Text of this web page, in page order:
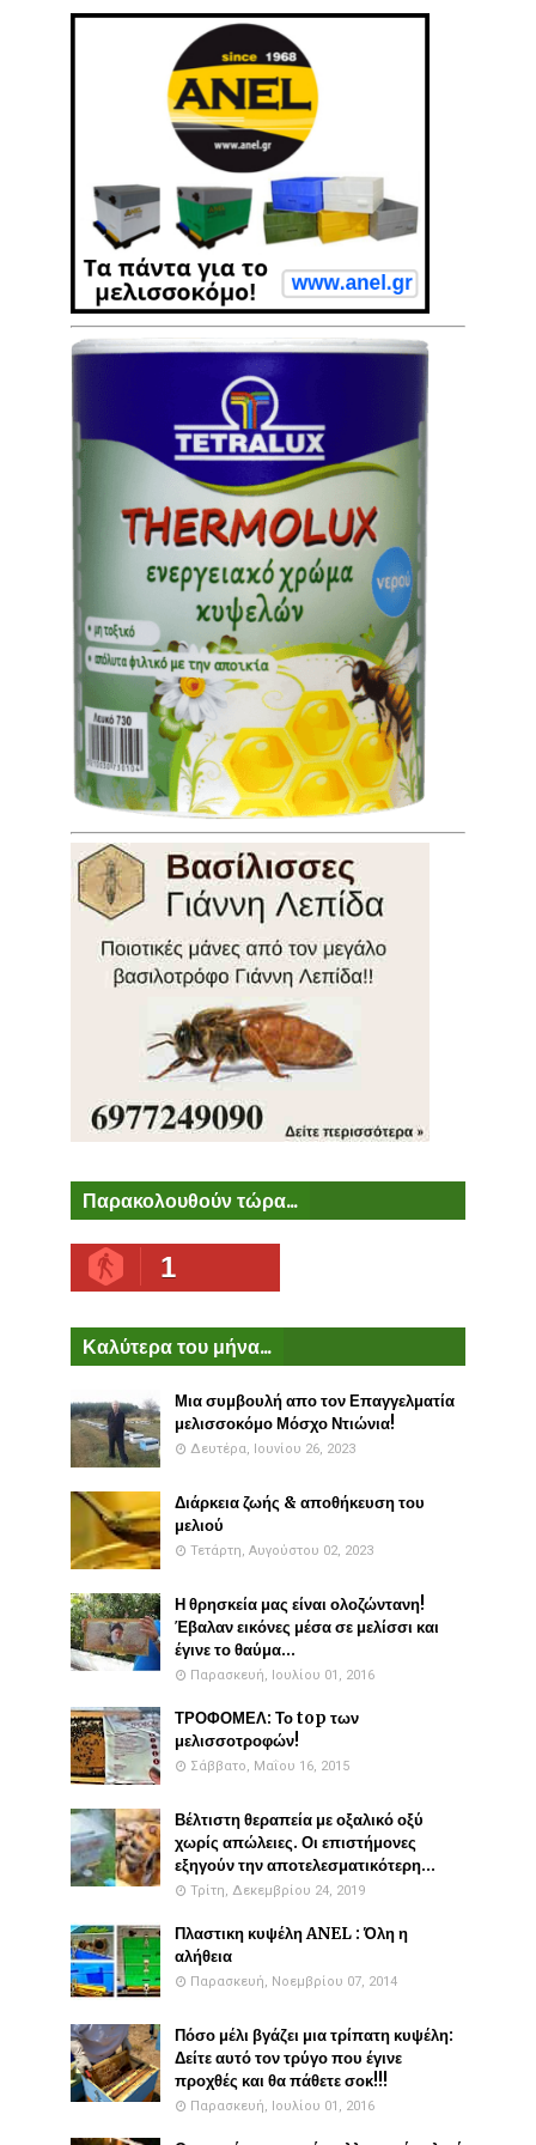
Παρακολουθούν τώρα...
1
Καλύτερα του μήνα...
Μια συμβουλή απο τον Επαγγελματία
μελισσοκόμο Μόσχο Ντιώνια!
Δευτέρα, Ιουνίου 26, 2023
Διάρκεια ζωής & αποθήκευση του
μελιού
Τετάρτη, Αυγούστου 02, 2023
Η θρησκεία μας είναι ολοζώντανη!
Έβαλαν εικόνες μέσα σε μελίσσι και
έγινε το θαύμα...
Παρασκευή, Ιουλίου 01, 2016
ΤΡΟΦΟΜΕΛ: Το top των
μελισσοτροφών!
Σάββατο, Μαΐου 16, 2015
Βέλτιστη θεραπεία με οξαλικό οξύ
χωρίς απώλειες. Οι επιστήμονες
εξηγούν την αποτελεσματικότερη...
Τρίτη, Δεκεμβρίου 24, 2019
Πλαστικη κυψέλη ANEL : Όλη η
αλήθεια
Παρασκευή, Νοεμβρίου 07, 2014
Πόσο μέλι βγάζει μια τρίπατη κυψέλη:
Δείτε αυτό τον τρύγο που έγινε
προχθές και θα πάθετε σοκ!!!
Παρασκευή, Ιουλίου 01, 2016